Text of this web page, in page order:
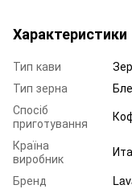
Характеристики
Тип кави
Тип зерна
Спосіб
приготування
Країна
виробник
Бренд